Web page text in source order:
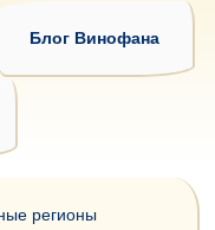
Блог Винофана
регионы